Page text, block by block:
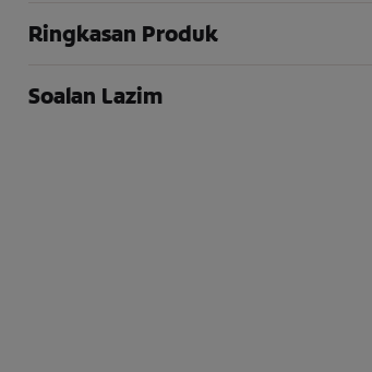
Ringkasan Produk
Soalan Lazim